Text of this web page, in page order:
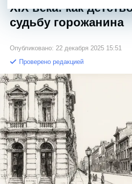
XIX века: как
судьбу горожанина
Опубликовано: 22 декабря 2025 15:51
Проверено редакцией